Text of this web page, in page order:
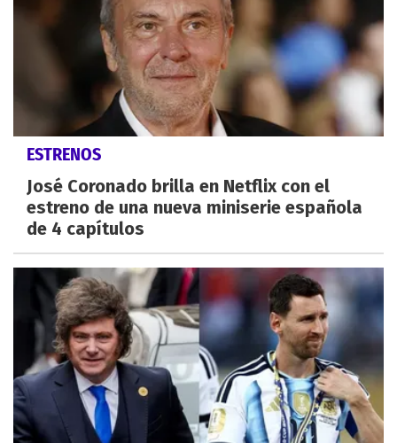
ESTRENOS
José Coronado brilla en Netflix con el
estreno de una nueva miniserie española
de 4 capítulos